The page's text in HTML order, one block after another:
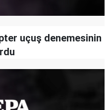
uçuş denemesinin